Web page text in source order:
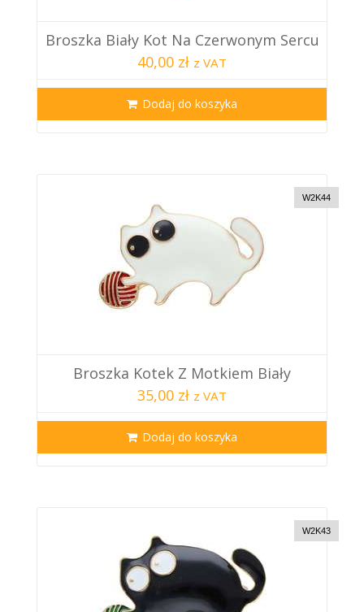
Broszka Biały Kot Na Czerwonym Sercu
40,00 zł z VAT
Dodaj do koszyka
W2K44
Broszka Kotek Z Motkiem Biały
35,00 zł z VAT
Dodaj do koszyka
W2K43